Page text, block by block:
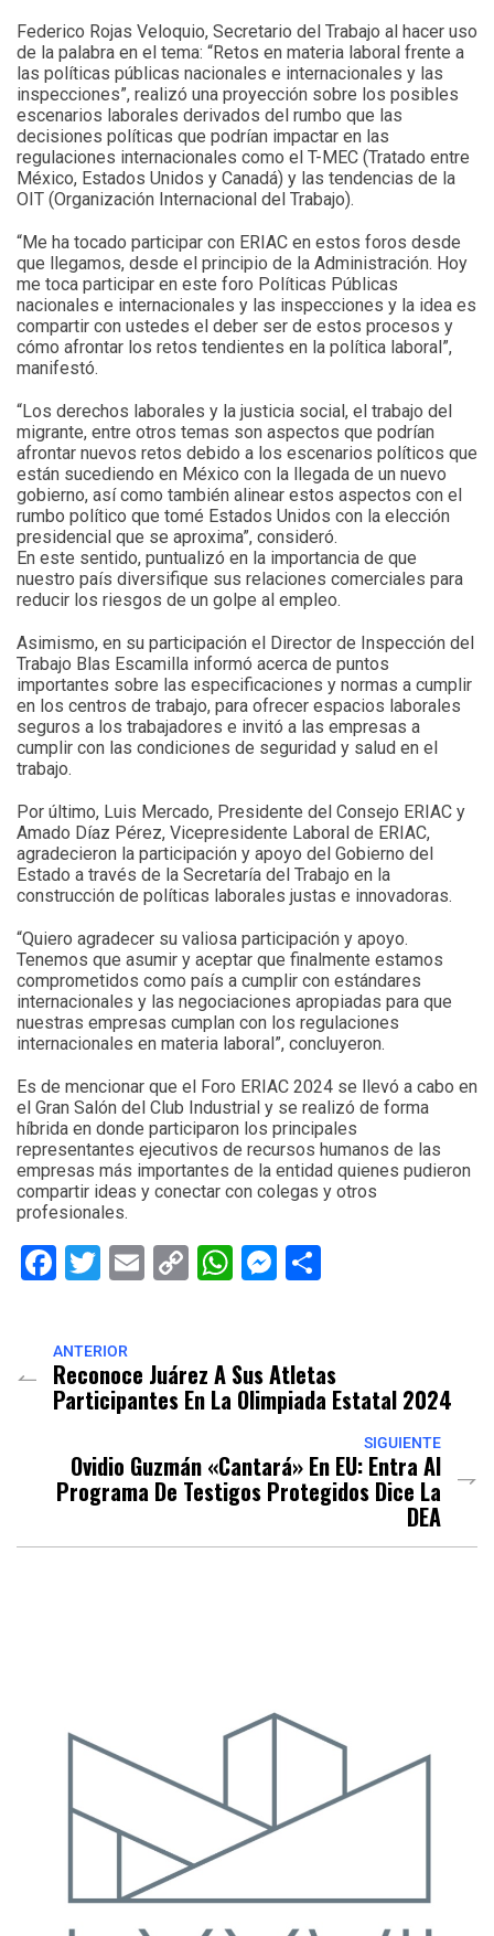
Federico Rojas Veloquio, Secretario del Trabajo al hacer uso
de la palabra en el tema: “Retos en materia laboral frente a
las políticas públicas nacionales e internacionales y las
inspecciones”, realizó una proyección sobre los posibles
escenarios laborales derivados del rumbo que las
decisiones políticas que podrían impactar en las
regulaciones internacionales como el T-MEC (Tratado entre
México, Estados Unidos y Canadá) y las tendencias de la
OIT (Organización Internacional del Trabajo).
“Me ha tocado participar con ERIAC en estos foros desde
que llegamos, desde el principio de la Administración. Hoy
me toca participar en este foro Políticas Públicas
nacionales e internacionales y las inspecciones y la idea es
compartir con ustedes el deber ser de estos procesos y
cómo afrontar los retos tendientes en la política laboral”,
manifestó.
“Los derechos laborales y la justicia social, el trabajo del
migrante, entre otros temas son aspectos que podrían
afrontar nuevos retos debido a los escenarios políticos que
están sucediendo en México con la llegada de un nuevo
gobierno, así como también alinear estos aspectos con el
rumbo político que tomé Estados Unidos con la elección
presidencial que se aproxima”, consideró.
En este sentido, puntualizó en la importancia de que
nuestro país diversifique sus relaciones comerciales para
reducir los riesgos de un golpe al empleo.
Asimismo, en su participación el Director de Inspección del
Trabajo Blas Escamilla informó acerca de puntos
importantes sobre las especificaciones y normas a cumplir
en los centros de trabajo, para ofrecer espacios laborales
seguros a los trabajadores e invitó a las empresas a
cumplir con las condiciones de seguridad y salud en el
trabajo.
Por último, Luis Mercado, Presidente del Consejo ERIAC y
Amado Díaz Pérez, Vicepresidente Laboral de ERIAC,
agradecieron la participación y apoyo del Gobierno del
Estado a través de la Secretaría del Trabajo en la
construcción de políticas laborales justas e innovadoras.
“Quiero agradecer su valiosa participación y apoyo.
Tenemos que asumir y aceptar que finalmente estamos
comprometidos como país a cumplir con estándares
internacionales y las negociaciones apropiadas para que
nuestras empresas cumplan con los regulaciones
internacionales en materia laboral”, concluyeron.
Es de mencionar que el Foro ERIAC 2024 se llevó a cabo en
el Gran Salón del Club Industrial y se realizó de forma
híbrida en donde participaron los principales
representantes ejecutivos de recursos humanos de las
empresas más importantes de la entidad quienes pudieron
compartir ideas y conectar con colegas y otros
profesionales.
Facebook
Twitter
EmailCopyWhatsApp
Messenger
ANTERIOR
Reconoce Juárez A Sus Atletas
Participantes En La Olimpiada Estatal 2024
SIGUIENTE
Ovidio Guzmán «cantará» En EU: Entra Al
Programa De Testigos Protegidos Dice La
DEA